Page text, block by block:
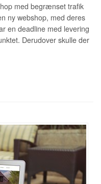
med begrænset trafik
ny webshop, med deres
en deadline med levering
Derudover skulle der